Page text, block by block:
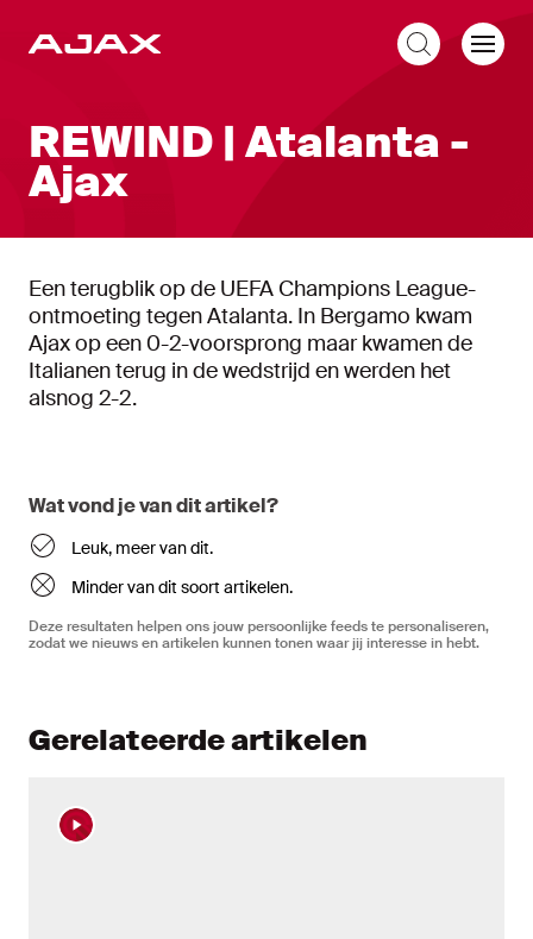
REWIND | Atalanta -
Ajax
Een terugblik op de UEFA Champions League-
ontmoeting tegen Atalanta. In Bergamo kwam
Ajax op een 0-2-voorsprong maar kwamen de
Italianen terug in de wedstrijd en werden het
alsnog 2-2.
Wat vond je van dit artikel?
Leuk, meer van dit.
Minder van dit soort artikelen.
Deze resultaten helpen ons jouw persoonlijke feeds te personaliseren,
zodat we nieuws en artikelen kunnen tonen waar jij interesse in hebt.
Gerelateerde artikelen